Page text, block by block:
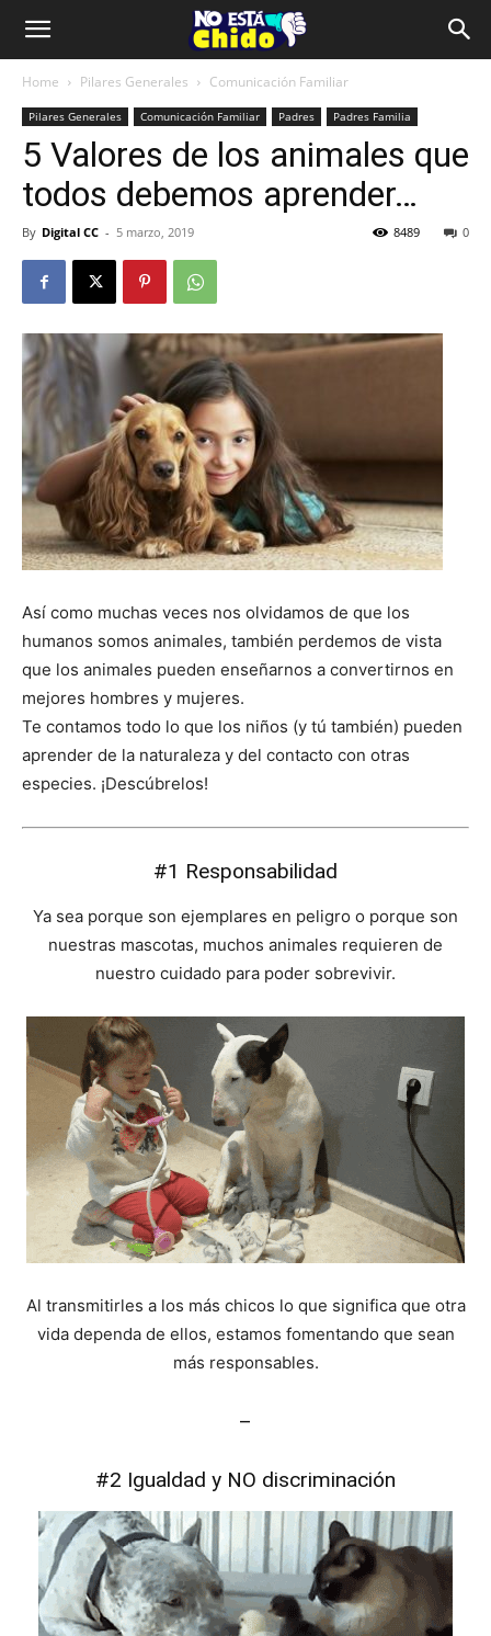
Home Pilares Generales Comunicación Familiar
Pilares Generales Comunicación Familiar Padres Padres Familia
5 Valores de los animales que
todos debemos aprender…
By Digital CC - 5 marzo, 2019 0
8489
Así como muchas veces nos olvidamos de que los
humanos somos animales, también perdemos de vista
que los animales pueden enseñarnos a convertirnos en
mejores hombres y mujeres.
Te contamos todo lo que los niños (y tú también) pueden
aprender de la naturaleza y del contacto con otras
especies. ¡Descúbrelos!
#1 Responsabilidad
Ya sea porque son ejemplares en peligro o porque son
nuestras mascotas, muchos animales requieren de
nuestro cuidado para poder sobrevivir.
Al transmitirles a los más chicos lo que significa que otra
vida dependa de ellos, estamos fomentando que sean
más responsables.
–
#2 Igualdad y NO discriminación